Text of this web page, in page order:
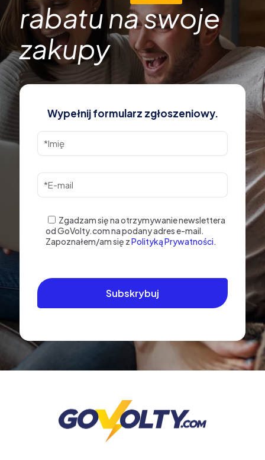
rabatu na swoje
zakupy
Wypełnij formularz zgłoszeniowy.
Zgadzam się na otrzymywanie newslettera
od GoVolty.com na podany adres e-mail.
Zapoznałem/am się zPolityką Prywatności.